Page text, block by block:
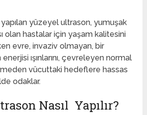
yüzeyel ultrason, yumuşak
olan hastalar için yaşam kalitesini
evre, invaziv olmayan, bir
ışınlarını, çevreleyen normal
vücuttaki hedeflere hassas
odaklar.
Nasıl Yapılır?